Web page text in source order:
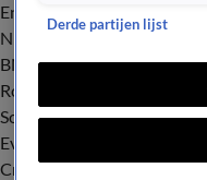
Entertainment
Nieuws
BN'ers
Royalty
Songfestival
Evenementen
Crime
Derde partijen lijst